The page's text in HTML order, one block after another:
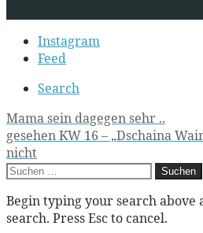
Secondary
navigationInstagram
Feed
Search
Post
navigation
Mama sein dagegen sehr ..
gesehen KW 16 – „Dschaina
nicht
Suchen
Begin typing your search above
search. Press Esc to cancel.